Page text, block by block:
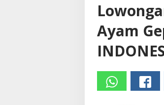
Ayam